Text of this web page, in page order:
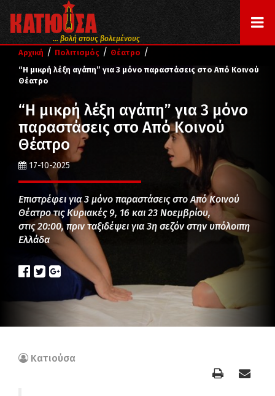
... βολή στους βολεμένους
Αρχική / Πολιτισμός / Θέατρο /
“Η μικρή λέξη αγάπη” για 3 μόνο παραστάσεις στο Από Κοινού
Θέατρο
“Η μικρή λέξη αγάπη” για 3 μόνο
παραστάσεις στο Από Κοινού
Θέατρο
17-10-2025
Eπιστρέφει για 3 μόνο παραστάσεις στο Από Κοινού
Θέατρο τις Κυριακές 9, 16 και 23 Νοεμβρίου,
στις 20:00, πριν ταξιδέψει για 3η σεζόν στην υπόλοιπη
Ελλάδα
Κατιούσα